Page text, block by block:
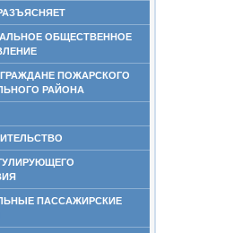
ОБЩЕСТВЕННОЕ
ПОЖАРСКОГО
РАЙОНА
ПАССАЖИРСКИЕ